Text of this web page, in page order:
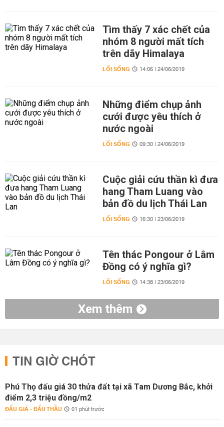
Tìm thấy 7 xác chết của
nhóm 8 người mất tích
trên dãy Himalaya
LỐI SỐNG 14:06 | 24/06/2019
Những điểm chụp ảnh
cưới được yêu thích ở
nước ngoài
LỐI SỐNG 09:30 | 24/06/2019
Cuộc giải cứu thần kì đưa
hang Tham Luang vào
bản đồ du lịch Thái Lan
LỐI SỐNG 16:30 | 23/06/2019
Tên thác Pongour ở Lâm
Đồng có ý nghĩa gì?
LỐI SỐNG 14:38 | 23/06/2019
Xem thêm
TIN GIỜ CHÓT
Phú Thọ đấu giá 30 thửa đất tại xã Tam Dương Bắc, khởi
điểm 2,3 triệu đồng/m2
ĐẤU GIÁ - ĐẤU THẦU 01 phút trước